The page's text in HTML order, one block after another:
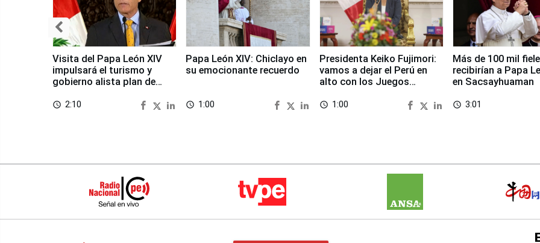
Visita del Papa León XIV
impulsará el turismo y
gobierno alista plan de
access_time 2:10
Papa León XIV: Chiclayo en
su emocionante recuerdo
access_time 1:00
Presidenta Keiko Fujimori:
vamos a dejar el Perú en
alto con los Juegos
access_time 1:00
Más de 100 mil
recibirían a Papa
en Sacsayhuaman
access_time 3:01